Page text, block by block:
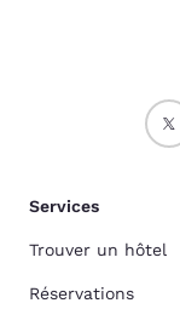
Services
Trouver un hôtel
Réservations